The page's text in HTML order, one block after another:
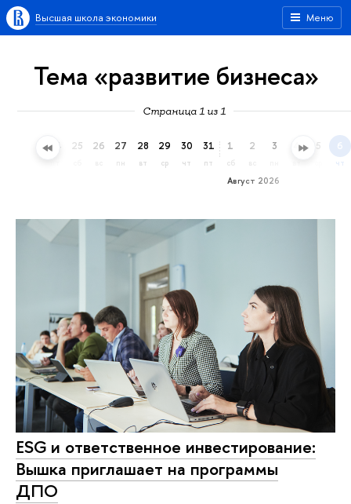
Меню
Высшая школа экономики
Тема «развитие бизнеса»
Страница 1 из 1
24 25 26 27
пн
28
вт
29
ср
30
чт
31
пт
Август 2026
1
сб
2 3 4 5 6
чт
ESG и ответственное инвестирование:
Вышка приглашает на программы
ДПО